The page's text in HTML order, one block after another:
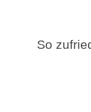
So